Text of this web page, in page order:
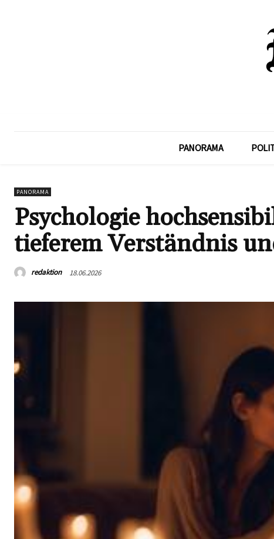
PANORAMA
PANORAMA
Psychologie
tieferem Verständnis
redaktion 18.06.2026